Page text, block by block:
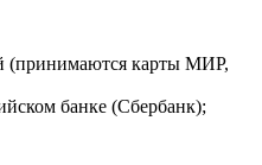
(принимаются карты МИР,
банке (Сбербанк);